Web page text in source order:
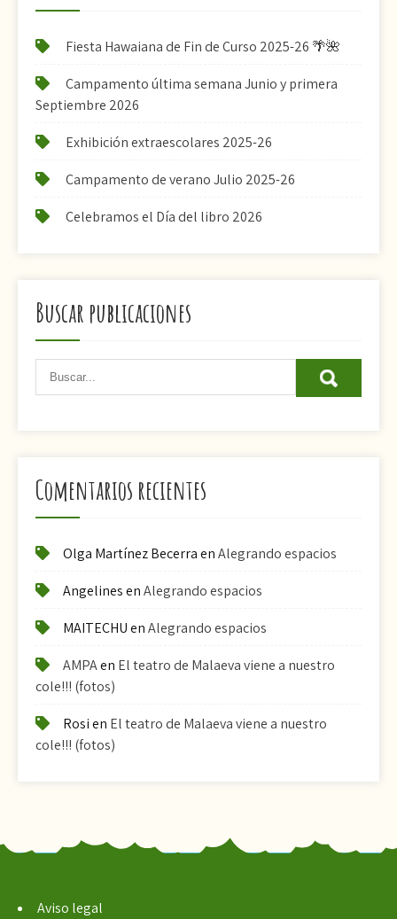
Fiesta Hawaiana de Fin de Curso 2025-26 🌴🌺
Campamento última semana Junio y primera
Septiembre 2026
Exhibición extraescolares 2025-26
Campamento de verano Julio 2025-26
Celebramos el Día del libro 2026
Buscar publicaciones
Comentarios recientes
Olga Martínez BecerraenAlegrando espacios
AngelinesenAlegrando espacios
MAITECHUenAlegrando espacios
AMPAen El teatro de Malaeva viene a nuestro
cole!!! (fotos)
Rosien El teatro de Malaeva viene a nuestro
cole!!! (fotos)
Aviso legal